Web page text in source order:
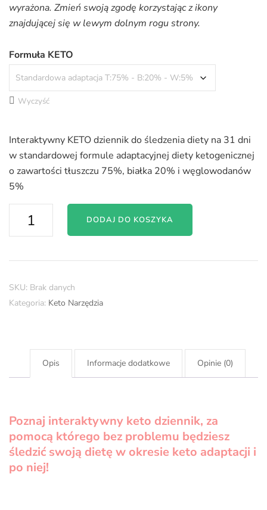
wyrażona. Zmień swoją zgodę korzystając z ikony
znajdującej się w lewym dolnym rogu strony.
Formuła KETO
Wyczyść
Interaktywny KETO dziennik do śledzenia diety na 31 dni
w standardowej formule adaptacyjnej diety ketogenicznej
o zawartości tłuszczu 75%, białka 20% i węglowodanów
5%
Interaktywny
dziennik
monitorowania
keto
DODAJ DO KOSZYKA
SKU: Brak danych
Kategoria: Keto Narzędzia
Opis Informacje dodatkowe Opinie (0)
Poznaj interaktywny keto dziennik, za
pomocą którego bez problemu będziesz
śledzić swoją dietę w okresie keto adaptacji i
po niej!